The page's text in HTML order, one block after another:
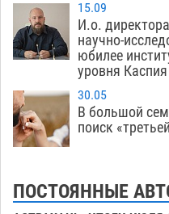
15.09
И.о.
научно-
юбилее
уровня Каспия
30.05
В большой
поиск
ПОСТОЯННЫЕ